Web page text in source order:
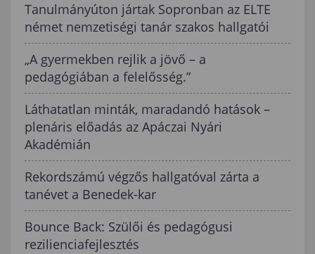
Tanulmányúton jártak Sopronban az ELTE
német nemzetiségi tanár szakos hallgatói
„A gyermekben rejlik a jövő – a
pedagógiában a felelősség.”
Láthatatlan minták, maradandó hatások –
plenáris előadás az Apáczai Nyári
Akadémián
Rekordszámú végzős hallgatóval zárta a
tanévet a Benedek-kar
Bounce Back: Szülői és pedagógusi
rezilienciafejlesztés